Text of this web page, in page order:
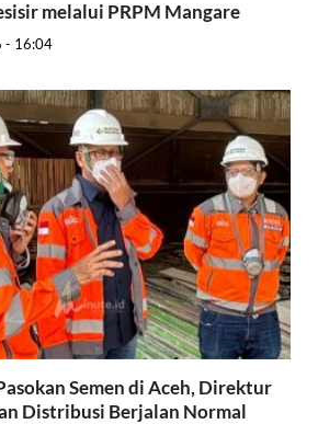
melalui PRPM Mangare
- 16:04
Semen di Aceh, Direktur
Distribusi Berjalan Normal